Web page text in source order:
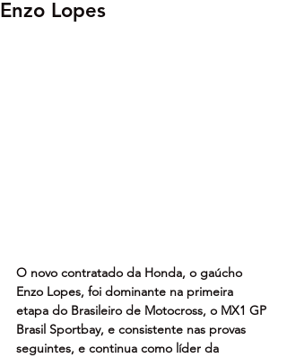
Enzo Lopes
O novo contratado da Honda, o gaúcho
Enzo Lopes, foi dominante na primeira
etapa do Brasileiro de Motocross, o MX1 GP
Brasil Sportbay, e consistente nas provas
seguintes, e continua como líder da